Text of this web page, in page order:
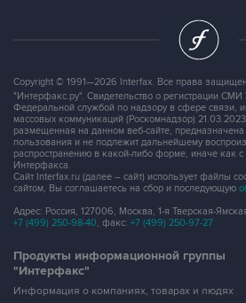
Copyright © 1991—2026 Interfax. Все права
"Интерфакс.ру". Свидетельство о регистрации
Федеральной службой по надзору в сфере связи,
массовых коммуникаций (Роскомнадзор)
размещенная на данном веб-сайте,
пользования и не подлежит дальнейшему
распространению в какой-либо форме, иначе как
Интерфакса.
Сайт Interfax.ru (далее – сайт) использует файлы
сайтом, Вы соглашаетесь на сбор и последующую
Адрес: Россия, 127006, Москва, 1-я Тверская-
+7 (499) 250-98-40, факс: +7 (499) 250-97-27
Продукты информационной группы
"Интерфакс"
Информация о компаниях, товарах и людях